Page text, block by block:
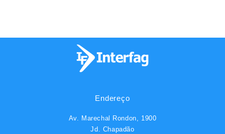
Endereço
Av. Marechal Rondon, 1900
Jd. Chapadão